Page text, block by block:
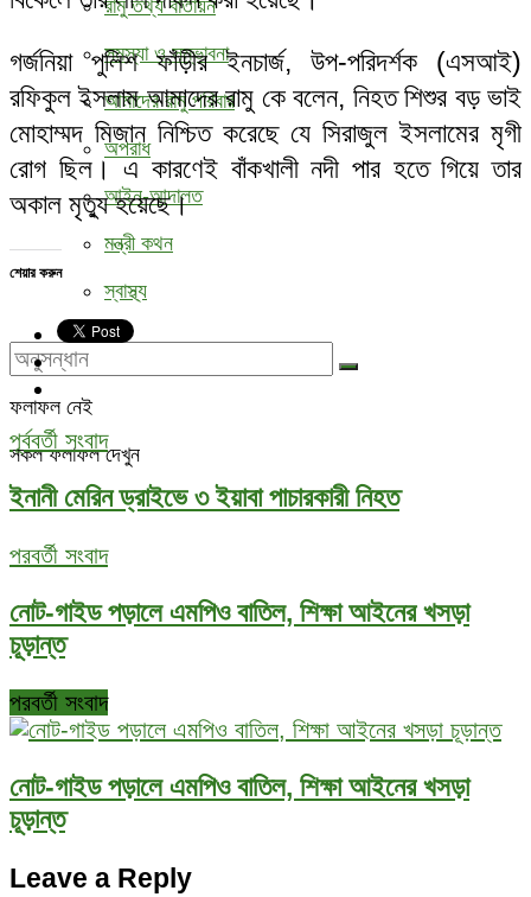
রামু তথ্য বাতায়ন
সমস্যা ও সম্ভাবনা
আমাদের রামু পরিবার
অপরাধ
আইন-আদালত
মন্ত্রী কথন
স্বাস্থ্য
ফলাফল নেই
সকল ফলাফল দেখুন
গর্জনিয়া পুলিশ ফাঁড়ীর ইনচার্জ, উপ-পরিদর্শক (এসআই)
রফিকুল ইসলাম আমাদের রামু কে বলেন, নিহত শিশুর বড় ভাই
মোহাম্মদ মিজান নিশ্চিত করেছে যে সিরাজুল ইসলামের মৃগী
রোগ ছিল। এ কারণেই বাঁকখালী নদী পার হতে গিয়ে তার
অকাল মৃত্যু হয়েছে।
শেয়ার করুন
পূর্ববর্তী সংবাদ
ইনানী মেরিন ড্রাইভে ৩ ইয়াবা পাচারকারী নিহত
পরবর্তী সংবাদ
নোট-গাইড পড়ালে এমপিও বাতিল, শিক্ষা আইনের খসড়া
চূড়ান্ত
পরবর্তী সংবাদ
নোট-গাইড পড়ালে এমপিও বাতিল, শিক্ষা আইনের খসড়া
চূড়ান্ত
Leave a Reply